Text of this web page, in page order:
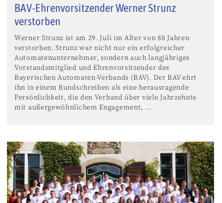
BAV-Ehrenvorsitzender Werner Strunz
verstorben
Werner Strunz ist am 29. Juli im Alter von 88 Jahren
verstorben. Strunz war nicht nur ein erfolgreicher
Automatenunternehmer, sondern auch langjähriges
Vorstandsmitglied und Ehrenvorsitzender des
Bayerischen Automaten-Verbands (BAV). Der BAV ehrt
ihn in einem Rundschreiben als eine herausragende
Persönlichkeit, die den Verband über viele Jahrzehnte
mit außergewöhnlichem Engagement, ...